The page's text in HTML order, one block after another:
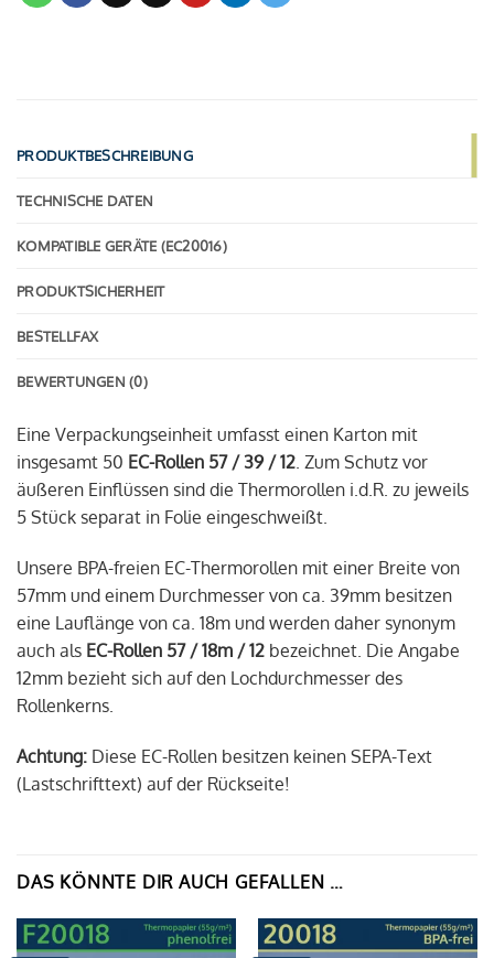
PRODUKTBESCHREIBUNG
TECHNISCHE DATEN
KOMPATIBLE GERÄTE (EC20016)
PRODUKTSICHERHEIT
BESTELLFAX
BEWERTUNGEN (0)
Eine Verpackungseinheit umfasst einen Karton mit
insgesamt 50 EC-Rollen 57 / 39 / 12. Zum Schutz vor
äußeren Einflüssen sind die Thermorollen i.d.R. zu jeweils
5 Stück separat in Folie eingeschweißt.
Unsere BPA-freien EC-Thermorollen mit einer Breite von
57mm und einem Durchmesser von ca. 39mm besitzen
eine Lauflänge von ca. 18m und werden daher synonym
auch als EC-Rollen 57 / 18m / 12 bezeichnet. Die Angabe
12mm bezieht sich auf den Lochdurchmesser des
Rollenkerns.
Achtung: Diese EC-Rollen besitzen keinen SEPA-Text
(Lastschrifttext) auf der Rückseite!
DAS KÖNNTE DIR AUCH GEFALLEN …